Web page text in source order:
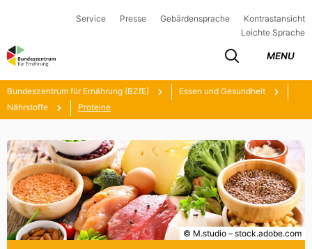
Service Presse Gebärdensprache
Kontrastansicht
Leichte Sprache
MENU
Bundeszentrum für Ernährung (BZfE)
Essen und Gesundheit
Nährstoffe
Proteine
© M.studio – stock.adobe.com